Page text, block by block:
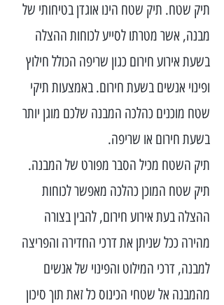
תיק שטח. תיק שטח הינו אוגדן בטיחותי של
מבנה, אשר מטרתו לסייע לכוחות ההצלה
בשעת אירוע חירום כגון שריפה הכולל חילוץ
ופינוי אנשים בשעת חירום. באמצעות תיקי
שטח מוכנים כהלכה המבנה שלכם מוגן יותר
בשעת חירום או שריפה.
תיק השטח מכיל הסבר מפורט של המבנה.
תיק שטח המוכן כהלכה מאפשר לכוחות
ההצלה בעת אירוע חירום, להבין בצורה
מהירה ככל שניתן את דרכי החדירה והפריצה
למבנה, דרכי המילוט והפינוי של אנשים
מהמבנה אל שטחי הכינוס כל זאת תוך סיכון